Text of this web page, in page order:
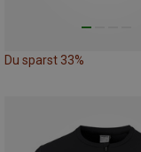
Du sparst 33%